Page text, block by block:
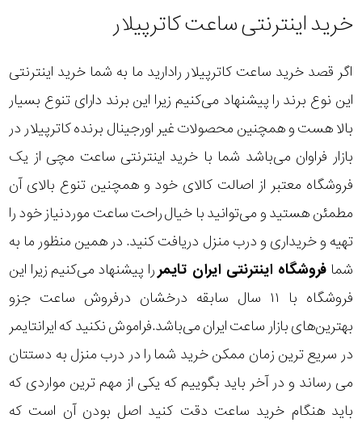
خرید اینترنتی ساعت کاترپیلار
اگر قصد خرید ساعت کاترپیلار رادارید ما به شما خرید اینترنتی
این نوع برند را پیشنهاد می‌کنیم زیرا این برند دارای تنوع بسیار
بالا هست و همچنین محصولات غیر اورجینال برنده کاترپیلار در
بازار فراوان می‌باشد شما با خرید اینترنتی ساعت مچی از یک
فروشگاه معتبر از اصالت کالای خود و همچنین تنوع بالای آن
مطمئن هستید و می‌توانید با خیال راحت ساعت موردنیاز خود را
تهیه و خریداری و درب منزل دریافت کنید. در همین منظور ما به
شما فروشگاه اینترنتی ایران تایمررا پیشنهاد می‌کنیم زیرا این
فروشگاه با ۱۱ سال سابقه درخشان درفروش ساعت جزو
بهترین‌های بازار ساعت ایران می‌باشد.فراموش نکنید که ایرانتایمر
در سریع ترین زمان ممکن خرید شما را در درب منزل به دستتان
می رساند و در آخر باید بگوییم که یکی از مهم ترین مواردی که
باید هنگام خرید ساعت دقت کنید اصل بودن آن است که